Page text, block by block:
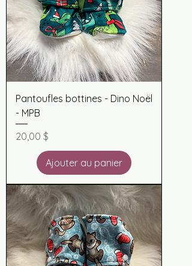
Pantoufles bottines - Dino Noël
- MPB
Prix
20,00 $
Ajouter au panier